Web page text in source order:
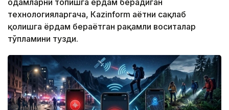
одамларни топишга ёрдам берадиган
технологияларгача, Кazinform ҳаётни сақлаб
қолишга ёрдам бераётган рақамли воситалар
тўпламини тузди.